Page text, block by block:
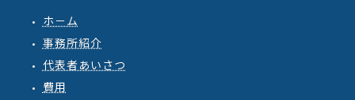
ホ－ム
事務所紹介
代表者あいさつ
費用